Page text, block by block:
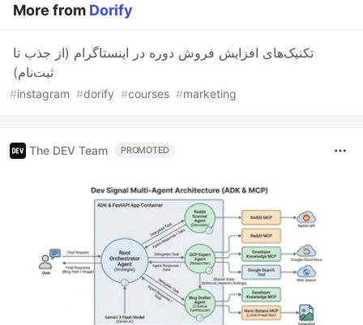
More from Dorify
تکنیک‌های افزایش فروش دوره در اینستاگرام (از جذب تا
ثبت‌نام)
#instagram #dorify #courses #marketing
The DEV Team PROMOTED